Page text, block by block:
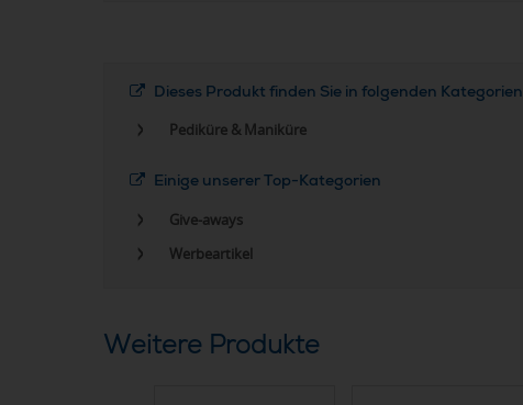
Dieses Produkt finden Sie in folgenden Kategorien
Pediküre & Maniküre
Einige unserer Top-Kategorien
Give-aways
Werbeartikel
Weitere Produkte